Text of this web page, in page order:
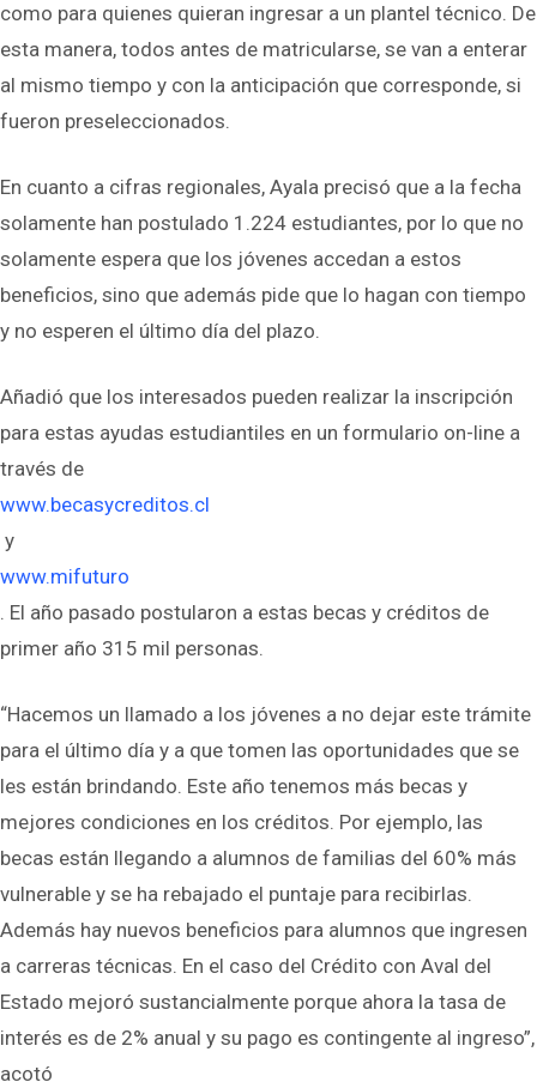
como para quienes quieran ingresar a un plantel técnico. De
esta manera, todos antes de matricularse, se van a enterar
al mismo tiempo y con la anticipación que corresponde, si
fueron preseleccionados.
En cuanto a cifras regionales, Ayala precisó que a la fecha
solamente han postulado 1.224 estudiantes, por lo que no
solamente espera que los jóvenes accedan a estos
beneficios, sino que además pide que lo hagan con tiempo
y no esperen el último día del plazo.
Añadió que los interesados pueden realizar la inscripción
para estas ayudas estudiantiles en un formulario on-line a
través de
www.becasycreditos.cl
y
www.mifuturo
. El año pasado postularon a estas becas y créditos de
primer año 315 mil personas.
“Hacemos un llamado a los jóvenes a no dejar este trámite
para el último día y a que tomen las oportunidades que se
les están brindando. Este año tenemos más becas y
mejores condiciones en los créditos. Por ejemplo, las
becas están llegando a alumnos de familias del 60% más
vulnerable y se ha rebajado el puntaje para recibirlas.
Además hay nuevos beneficios para alumnos que ingresen
a carreras técnicas. En el caso del Crédito con Aval del
Estado mejoró sustancialmente porque ahora la tasa de
interés es de 2% anual y su pago es contingente al ingreso”,
acotó